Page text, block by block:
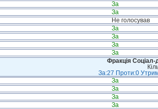
За
За
Не голосував
За
За
За
За
Фракція Соціал-
За:27 Проти:0
За
За
За
За